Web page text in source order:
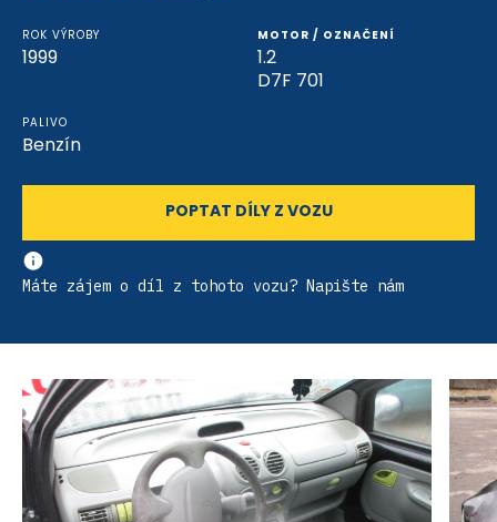
ROK VÝROBY
1999
MOTOR / OZNAČENÍ
1.2
D7F 701
PALIVO
Benzín
POPTAT DÍLY Z VOZU
Máte zájem o díl z tohoto vozu? Napište nám